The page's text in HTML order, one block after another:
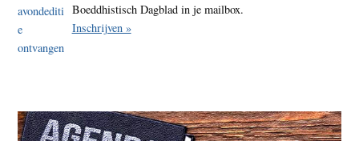
Boeddhistisch Dagblad in je mailbox.
Inschrijven »